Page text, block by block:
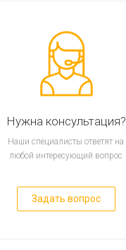
Нужна консультация?
Наши специалисты ответят на
любой интересующий вопрос
Задать вопрос